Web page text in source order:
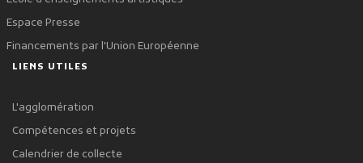
Espace Presse
Financements par l'Union Européenne
LIENS UTILES
L'agglomération
Compétences et projets
Calendrier de collecte